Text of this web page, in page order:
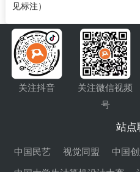
见标注）
关注抖音
关注微信视频
号
站点
中国民艺 视觉同盟 中国